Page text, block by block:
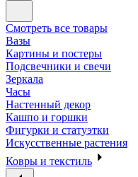
Смотреть все товары
Вазы
Картины и постеры
Подсвечники и свечи
Зеркала
Часы
Настенный декор
Кашпо и горшки
Фигурки и статуэтки
Искусственные растения
Ковры и текстиль